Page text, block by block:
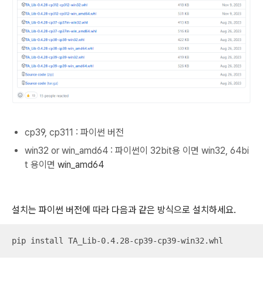
cp39, cp311 : 파이썬 버전
win32 or win_amd64 : 파이썬이 32bit용 이면 win32, 64bi
t 용이면 win_amd64
설치는 파이썬 버전에 따라 다음과 같은 방식으로 설치하세요.
pip install TA_Lib-0.4.28-cp39-cp39-win32.whl